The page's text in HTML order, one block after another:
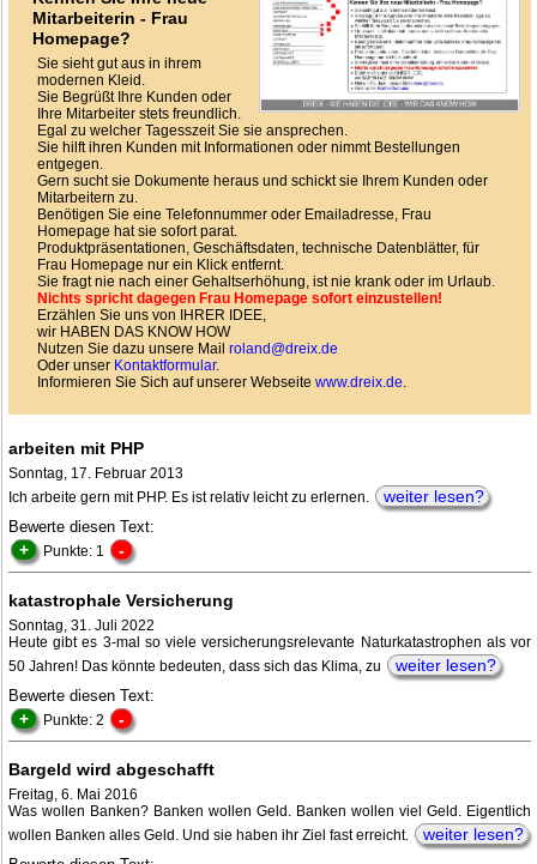
Mitarbeiterin - Frau
Homepage?
Sie sieht gut aus in ihrem
modernen Kleid.
Sie Begrüßt Ihre Kunden oder
Ihre Mitarbeiter stets freundlich.
Egal zu welcher Tagesszeit Sie sie ansprechen.
Sie hilft ihren Kunden mit Informationen oder nimmt Bestellungen
entgegen.
Gern sucht sie Dokumente heraus und schickt sie Ihrem Kunden oder
Mitarbeitern zu.
Benötigen Sie eine Telefonnummer oder Emailadresse, Frau
Homepage hat sie sofort parat.
Produktpräsentationen, Geschäftsdaten, technische Datenblätter, für
Frau Homepage nur ein Klick entfernt.
Sie fragt nie nach einer Gehaltserhöhung, ist nie krank oder im Urlaub.
Nichts spricht dagegen Frau Homepage sofort einzustellen!
Erzählen Sie uns von IHRER IDEE,
wir HABEN DAS KNOW HOW
Nutzen Sie dazu unsere Mail roland@dreix.de
Oder unser Kontaktformular.
Informieren Sie Sich auf unserer Webseite www.dreix.de.
arbeiten mit PHP
Sonntag, 17. Februar 2013
Ich arbeite gern mit PHP. Es ist relativ leicht zu erlernen.
weiter lesen?
Bewerte diesen Text:
+ Punkte: 1 -
katastrophale Versicherung
Sonntag, 31. Juli 2022
Heute gibt es 3-mal so viele versicherungsrelevante Naturkatastrophen als vor
50 Jahren! Das könnte bedeuten, dass sich das Klima, zu
weiter lesen?
Bewerte diesen Text:
+ Punkte: 2 -
Bargeld wird abgeschafft
Freitag, 6. Mai 2016
Was wollen Banken? Banken wollen Geld. Banken wollen viel Geld. Eigentlich
wollen Banken alles Geld. Und sie haben ihr Ziel fast erreicht.
weiter lesen?